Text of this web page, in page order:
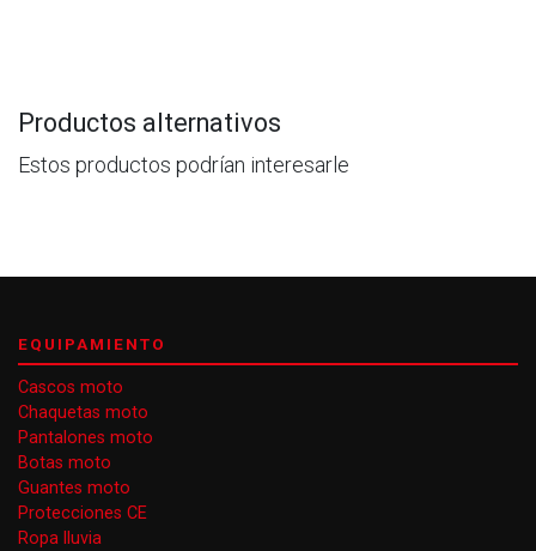
Productos alternativos
Estos productos podrían interesarle
EQUIPAMIENTO
Cascos moto
Chaquetas moto
Pantalones moto
Botas moto
Guantes moto
Protecciones CE
Ropa lluvia